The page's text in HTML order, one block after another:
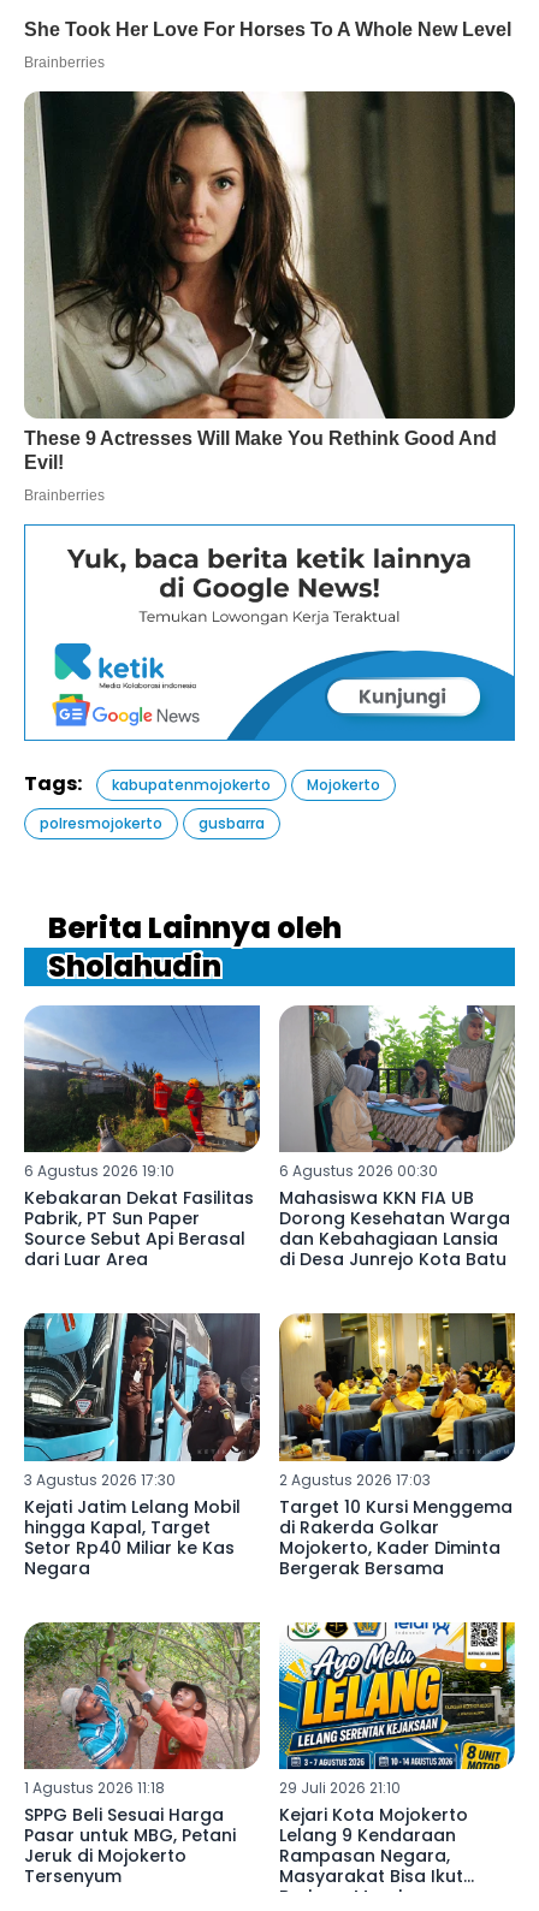
Tags: kabupatenmojokerto
Mojokerto
polresmojokerto
gusbarra
Berita Lainnya oleh
Sholahudin
6 Agustus 2026 19:10
Kebakaran Dekat Fasilitas
Pabrik, PT Sun Paper
Source Sebut Api Berasal
dari Luar Area
6 Agustus 2026 00:30
Mahasiswa KKN FIA UB
Dorong Kesehatan Warga
dan Kebahagiaan Lansia
di Desa Junrejo Kota Batu
3 Agustus 2026 17:30
Kejati Jatim Lelang Mobil
hingga Kapal, Target
Setor Rp40 Miliar ke Kas
Negara
2 Agustus 2026 17:03
Target 10 Kursi Menggema
di Rakerda Golkar
Mojokerto, Kader Diminta
Bergerak Bersama
1 Agustus 2026 11:18
SPPG Beli Sesuai Harga
Pasar untuk MBG, Petani
Jeruk di Mojokerto
Tersenyum
29 Juli 2026 21:10
Kejari Kota Mojokerto
Lelang 9 Kendaraan
Rampasan Negara,
Masyarakat Bisa Ikut
Berburu Murah